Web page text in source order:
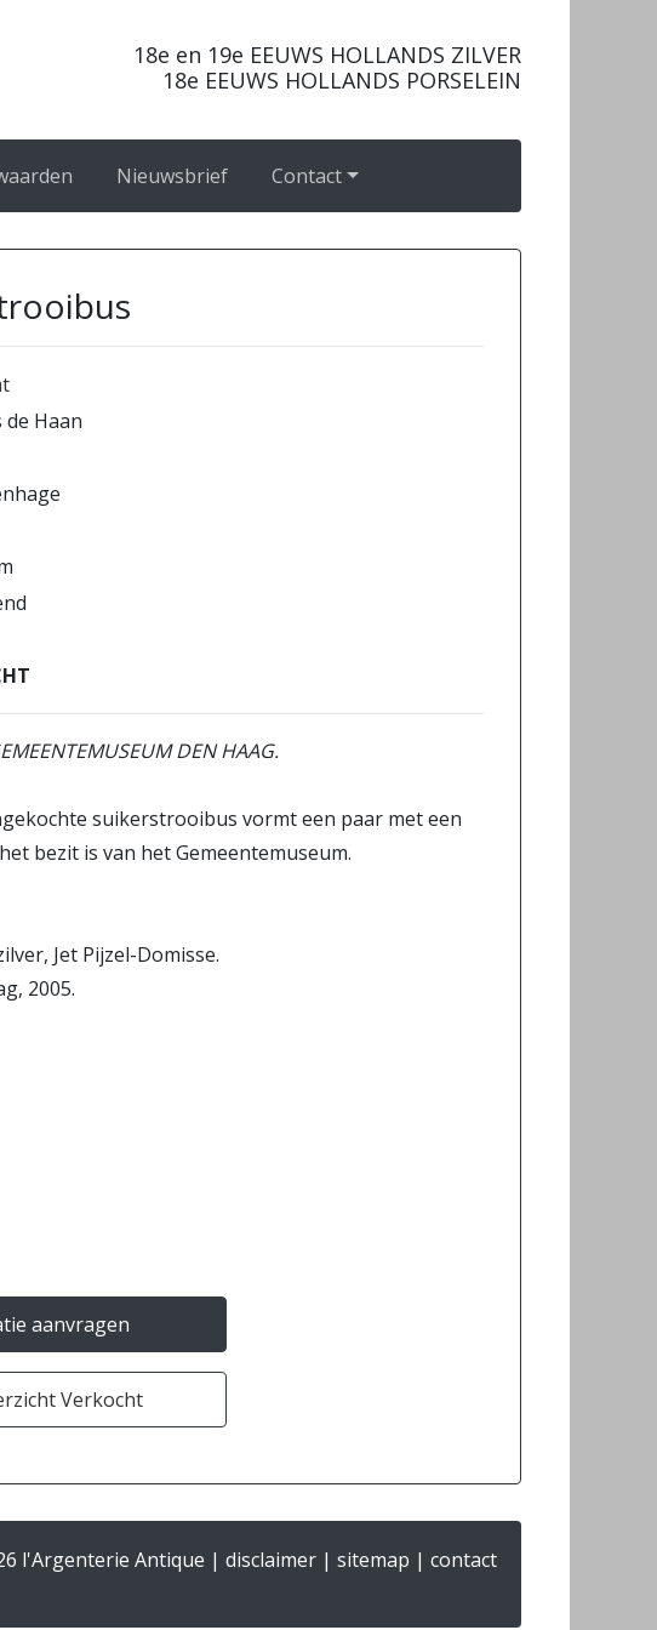
18e en 19e EEUWS HOLLANDS ZILVER
18e EEUWS HOLLANDS PORSELEIN
Nieuwsbrief Contact
de Haan
DEN HAAG.
suikerstrooibus vormt een paar met een
bezit is van het Gemeentemuseum.
Jet Pijzel-Domisse.
2005.
aanvragen
Verkocht
l'Argenterie Antique | disclaimer | sitemap | contact